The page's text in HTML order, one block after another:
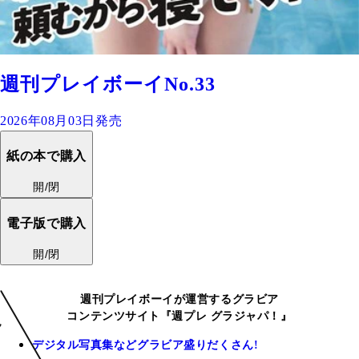
週刊プレイボーイNo.33
2026年08月03日発売
紙の本で購入
開/閉
電子版で購入
開/閉
週刊プレイボーイが運営するグラビア
コンテンツサイト『週プレ グラジャパ！』
デジタル写真集などグラビア盛りだくさん!